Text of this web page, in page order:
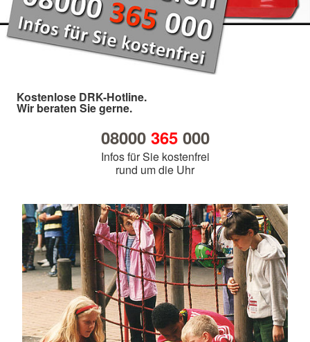
Kostenlose DRK-Hotline.
Wir beraten Sie gerne.
08000 365000
Infos für Sie kostenfrei
rund um die Uhr